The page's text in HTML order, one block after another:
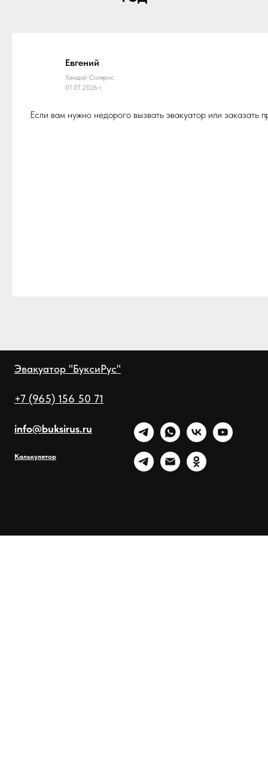
Евгений
Хендай Солярис
01.01.2026 г.
Если вам нужно недорого вызвать эвакуатор или
Эвакуатор "БуксиРус"
+7 (965) 156 50 71
info@buksirus.ru
Калькулятор